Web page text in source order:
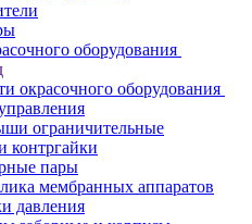
оборудования
окрасочного оборудования
ограничительные
контргайки
пары
мембранных аппаратов
давления